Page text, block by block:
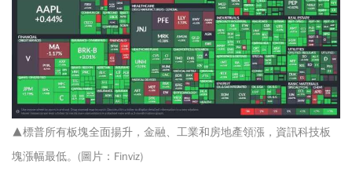
▲標普所有板塊全面揚升，金融、工業和房地產領漲，資訊科技板
塊漲幅最低。(圖片：Finviz)